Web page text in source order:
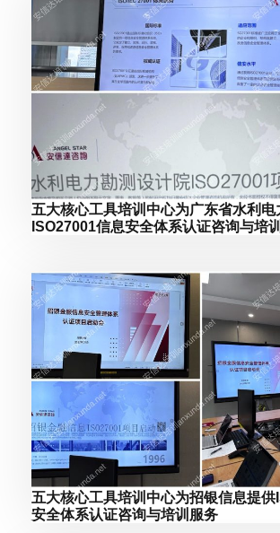
五大核心工具培训中心为广东省水利
ISO27001信息安全体系认证咨询与培
五大核心工具培训中心为招银信息提供
安全体系认证咨询与培训服务